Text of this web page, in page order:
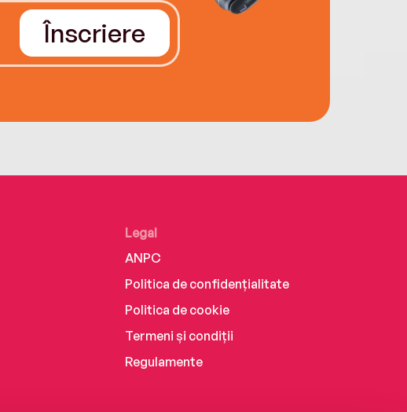
Înscriere
Legal
ANPC
Politica de confidențialitate
Politica de cookie
Termeni și condiții
Regulamente